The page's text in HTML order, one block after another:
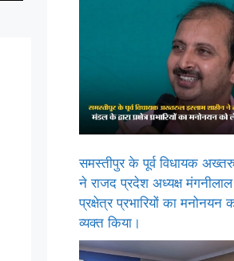
समस्तीपुर के पूर्व विधायक
ने राजद प्रदेश अध्यक्ष मंगनीलाल
प्रक्षेत्र प्रभारियों का
व्यक्त किया।